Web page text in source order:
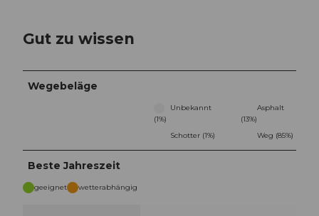
Gut zu wissen
Wegebeläge
Unbekannt
(1%)
Asphalt
(13%)
Schotter (1%)
Weg (85%)
Beste Jahreszeit
geeignet wetterabhängig